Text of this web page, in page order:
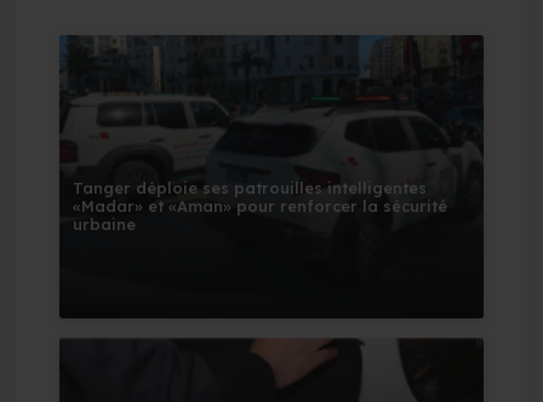
Tanger déploie ses patrouilles intelligentes
«Madar» et «Aman» pour renforcer la sécurité
urbaine